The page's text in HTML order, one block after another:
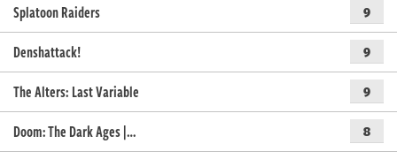
Splatoon Raiders 9
Denshattack! 9
The Alters: Last Variable 9
Doom: The Dark Ages |… 8